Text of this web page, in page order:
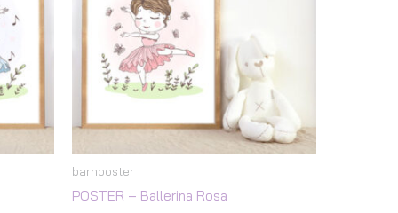
barnposter
POSTER – Ballerina Rosa